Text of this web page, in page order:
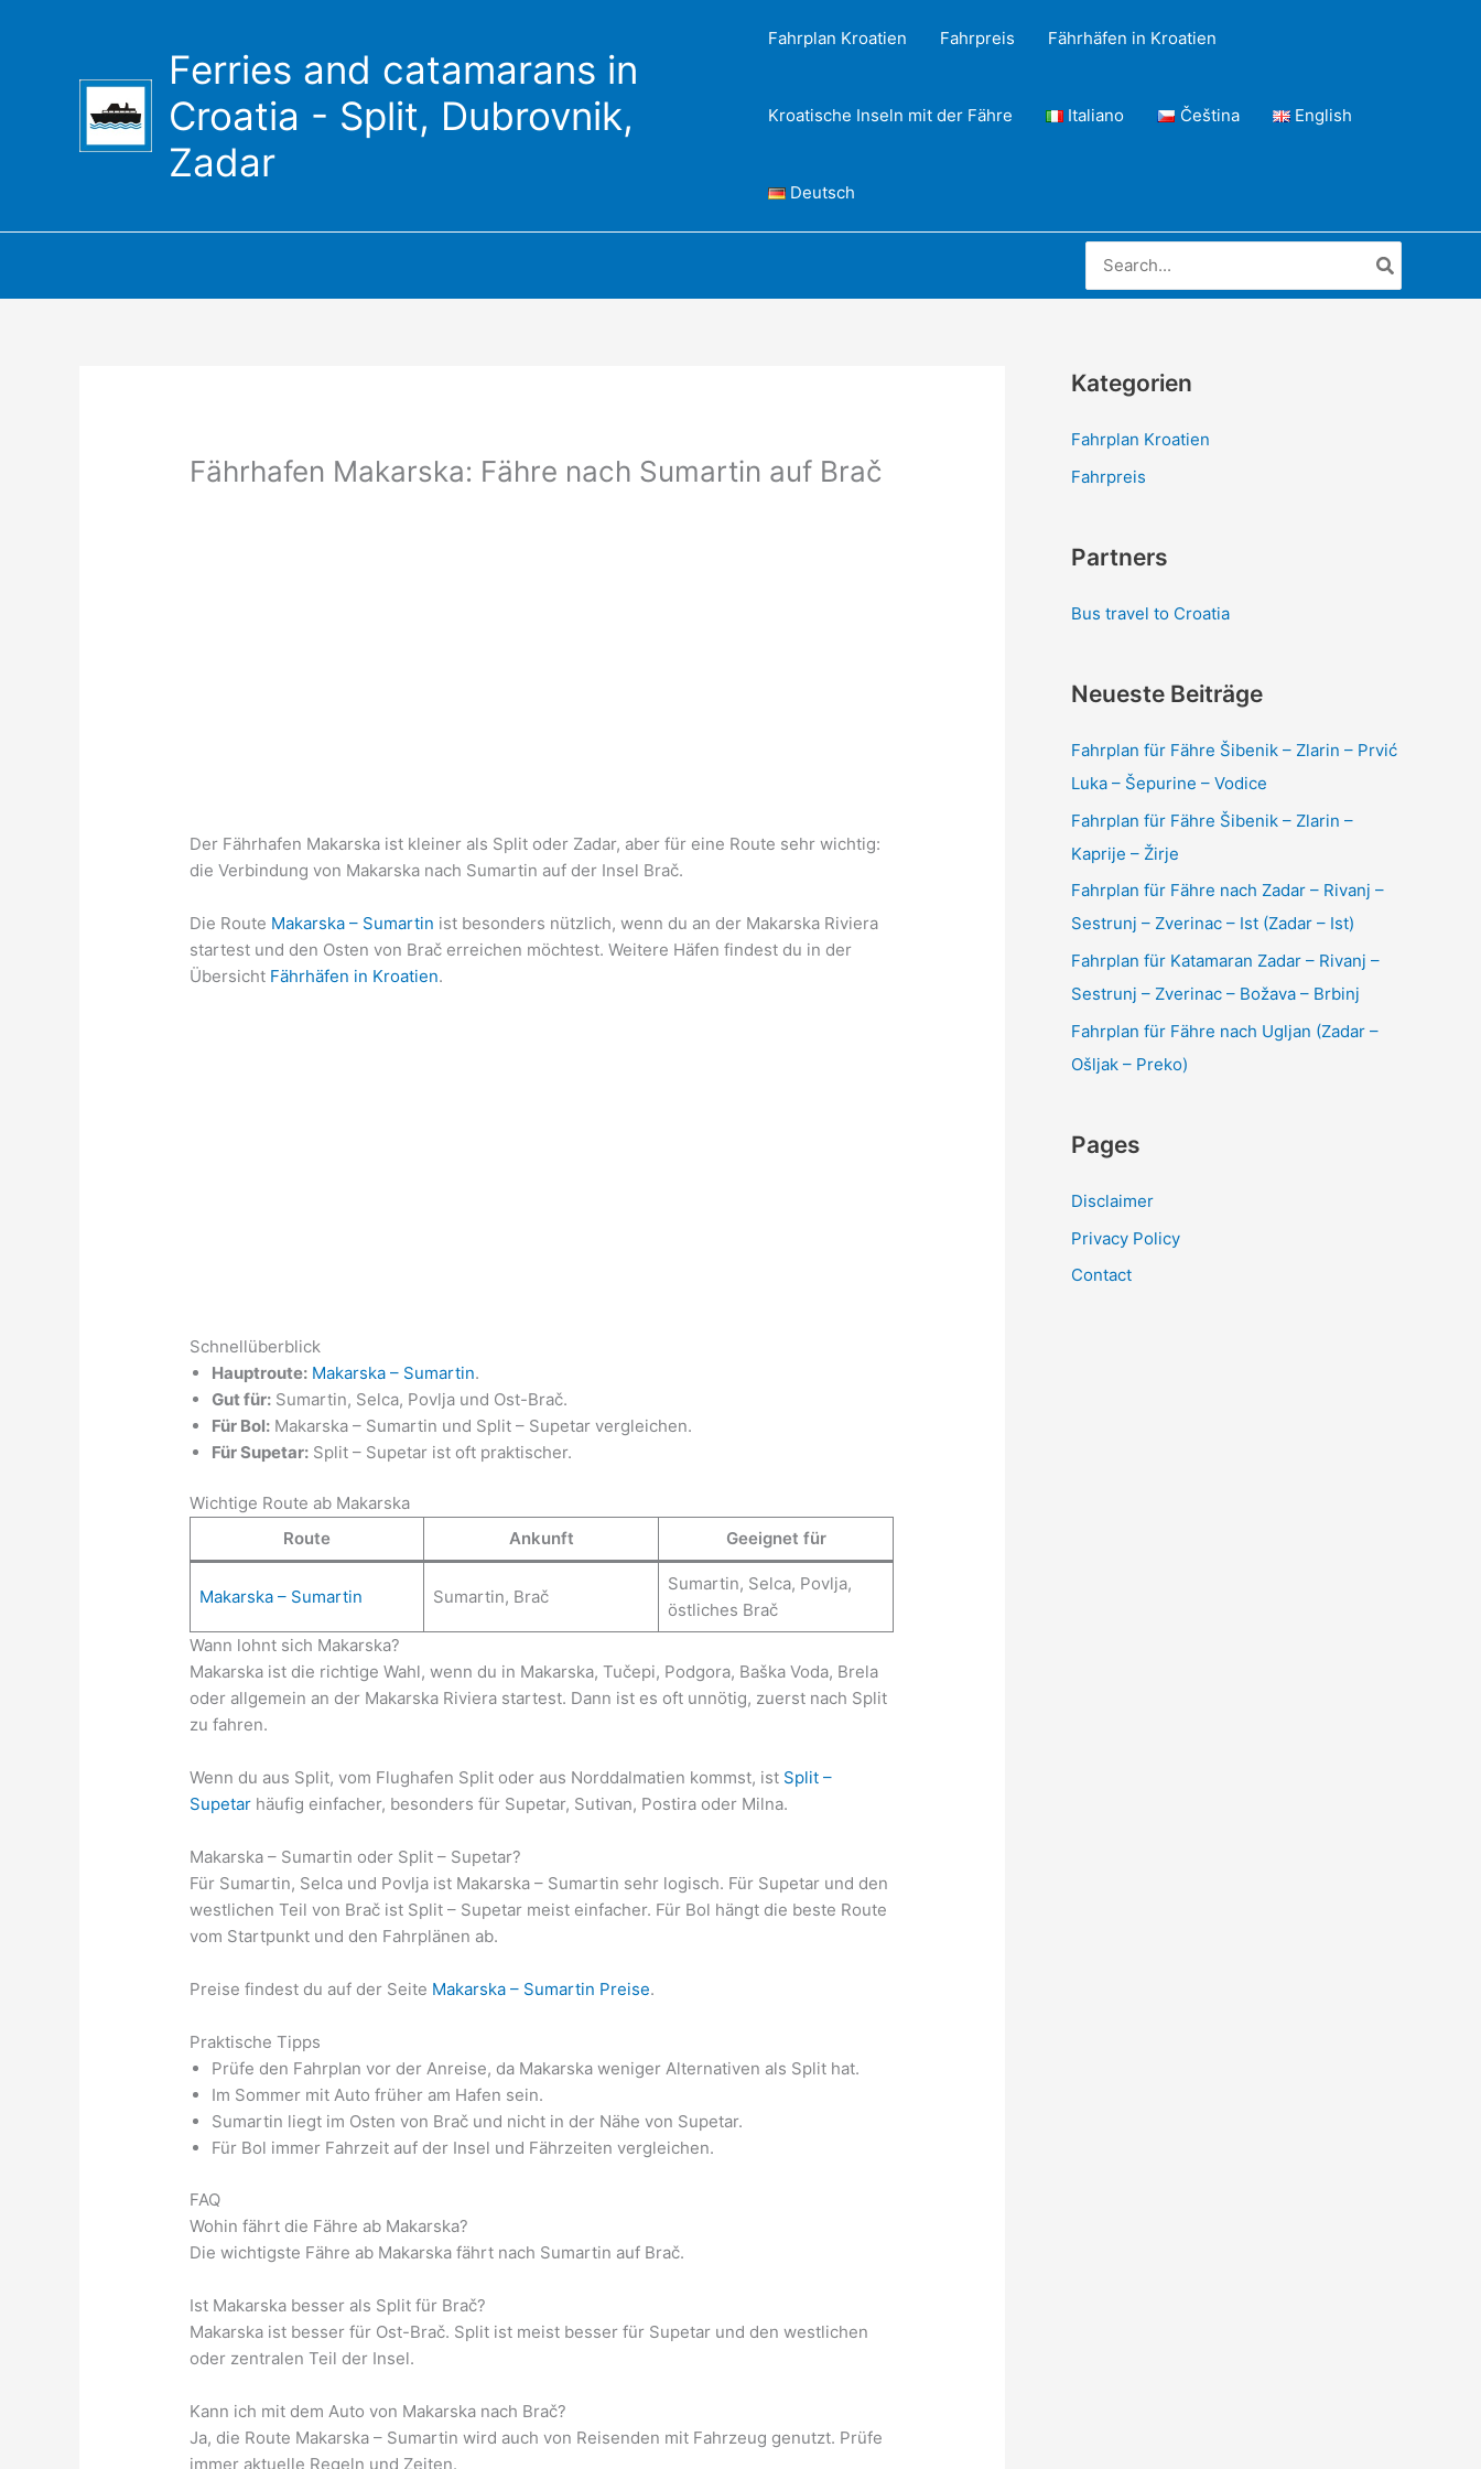
Ferries and catamarans in
Croatia - Split, Dubrovnik,
Zadar
Fahrplan Kroatien Fahrpreis Fährhäfen in Kroatien
Kroatische Inseln mit der Fähre Italiano Čeština English
Deutsch
for:
Fährhafen Makarska: Fähre nach Sumartin auf Brač
Der Fährhafen Makarska ist kleiner als Split oder Zadar, aber für eine Route sehr wichtig:
die Verbindung von Makarska nach Sumartin auf der Insel Brač.
Die Route Makarska – Sumartin ist besonders nützlich, wenn du an der Makarska Riviera
startest und den Osten von Brač erreichen möchtest. Weitere Häfen findest du in der
Übersicht Fährhäfen in Kroatien.
Schnellüberblick
Hauptroute: Makarska – Sumartin.
Gut für: Sumartin, Selca, Povlja und Ost-Brač.
Für Bol: Makarska – Sumartin und Split – Supetar vergleichen.
Für Supetar: Split – Supetar ist oft praktischer.
Wichtige Route ab Makarska
Route
Ankunft Geeignet für
Makarska – Sumartin Sumartin, Brač
Sumartin, Selca, Povlja,
östliches Brač
Wann lohnt sich Makarska?
Makarska ist die richtige Wahl, wenn du in Makarska, Tučepi, Podgora, Baška Voda, Brela
oder allgemein an der Makarska Riviera startest. Dann ist es oft unnötig, zuerst nach Split
zu fahren.
Wenn du aus Split, vom Flughafen Split oder aus Norddalmatien kommst, ist Split –
Supetar häufig einfacher, besonders für Supetar, Sutivan, Postira oder Milna.
Makarska – Sumartin oder Split – Supetar?
Für Sumartin, Selca und Povlja ist Makarska – Sumartin sehr logisch. Für Supetar und den
westlichen Teil von Brač ist Split – Supetar meist einfacher. Für Bol hängt die beste Route
vom Startpunkt und den Fahrplänen ab.
Preise findest du auf der Seite Makarska – Sumartin Preise.
Praktische Tipps
Prüfe den Fahrplan vor der Anreise, da Makarska weniger Alternativen als Split hat.
Im Sommer mit Auto früher am Hafen sein.
Sumartin liegt im Osten von Brač und nicht in der Nähe von Supetar.
Für Bol immer Fahrzeit auf der Insel und Fährzeiten vergleichen.
FAQ
Wohin fährt die Fähre ab Makarska?
Die wichtigste Fähre ab Makarska fährt nach Sumartin auf Brač.
Ist Makarska besser als Split für Brač?
Makarska ist besser für Ost-Brač. Split ist meist besser für Supetar und den westlichen
oder zentralen Teil der Insel.
Kann ich mit dem Auto von Makarska nach Brač?
Ja, die Route Makarska – Sumartin wird auch von Reisenden mit Fahrzeug genutzt. Prüfe
immer aktuelle Regeln und Zeiten.
Kategorien
Fahrplan Kroatien
Fahrpreis
Partners
Bus travel to Croatia
Neueste Beiträge
Fahrplan für Fähre Šibenik – Zlarin – Prvić
Luka – Šepurine – Vodice
Fahrplan für Fähre Šibenik – Zlarin –
Kaprije – Žirje
Fahrplan für Fähre nach Zadar – Rivanj –
Sestrunj – Zverinac – Ist (Zadar – Ist)
Fahrplan für Katamaran Zadar – Rivanj –
Sestrunj – Zverinac – Božava – Brbinj
Fahrplan für Fähre nach Ugljan (Zadar –
Ošljak – Preko)
Pages
Disclaimer
Privacy Policy
Contact